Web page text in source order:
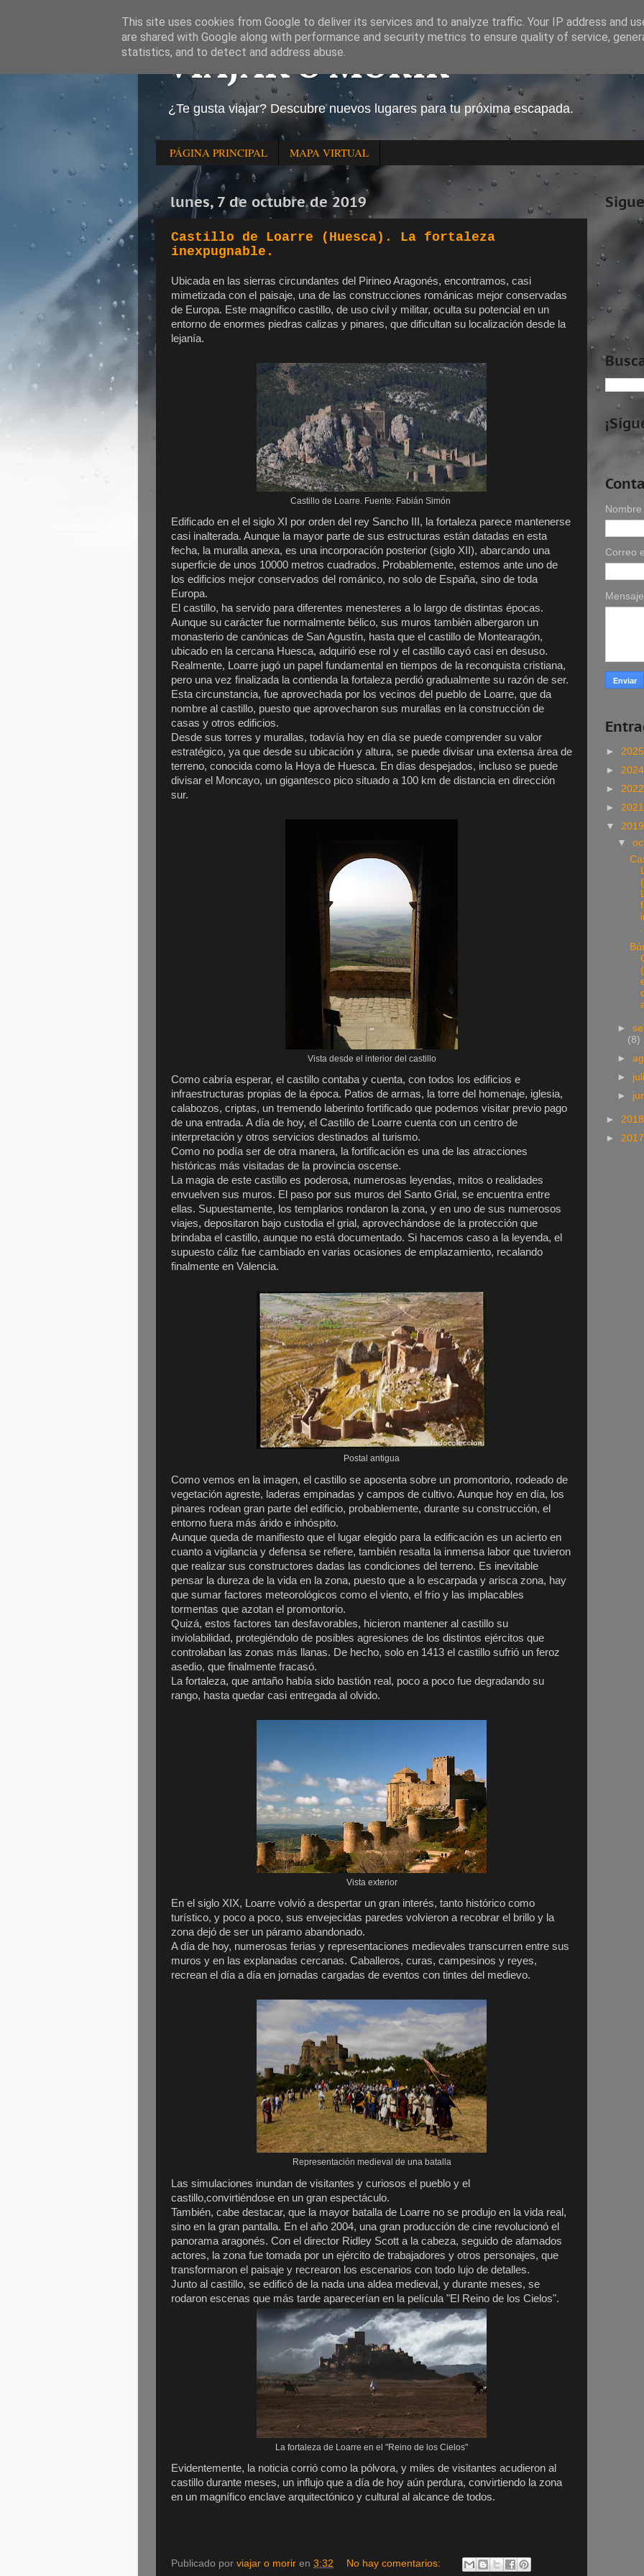
VIAJAR O MORIR
¿Te gusta viajar? Descubre nuevos lugares para tu próxima escapada.
PÁGINA PRINCIPAL MAPA VIRTUAL
lunes, 7 de octubre de 2019
Castillo de Loarre (Huesca). La fortaleza
inexpugnable.
Ubicada en las sierras circundantes del Pirineo Aragonés, encontramos, casi
mimetizada con el paisaje, una de las construcciones románicas mejor conservadas
de Europa. Este magnífico castillo, de uso civil y militar, oculta su potencial en un
entorno de enormes piedras calizas y pinares, que dificultan su localización desde la
lejanía.
Castillo de Loarre. Fuente: Fabián Simón
Edificado en el el siglo XI por orden del rey Sancho III, la fortaleza parece mantenerse
casi inalterada. Aunque la mayor parte de sus estructuras están datadas en esta
fecha, la muralla anexa, es una incorporación posterior (siglo XII), abarcando una
superficie de unos 10000 metros cuadrados. Probablemente, estemos ante uno de
los edificios mejor conservados del románico, no solo de España, sino de toda
Europa.
El castillo, ha servido para diferentes menesteres a lo largo de distintas épocas.
Aunque su carácter fue normalmente bélico, sus muros también albergaron un
monasterio de canónicas de San Agustín, hasta que el castillo de Montearagón,
ubicado en la cercana Huesca, adquirió ese rol y el castillo cayó casi en desuso.
Realmente, Loarre jugó un papel fundamental en tiempos de la reconquista cristiana,
pero una vez finalizada la contienda la fortaleza perdió gradualmente su razón de ser.
Esta circunstancia, fue aprovechada por los vecinos del pueblo de Loarre, que da
nombre al castillo, puesto que aprovecharon sus murallas en la construcción de
casas y otros edificios.
Desde sus torres y murallas, todavía hoy en día se puede comprender su valor
estratégico, ya que desde su ubicación y altura, se puede divisar una extensa área de
terreno, conocida como la Hoya de Huesca. En días despejados, incluso se puede
divisar el Moncayo, un gigantesco pico situado a 100 km de distancia en dirección
sur.
Vista desde el interior del castillo
Como cabría esperar, el castillo contaba y cuenta, con todos los edificios e
infraestructuras propias de la época. Patios de armas, la torre del homenaje, iglesia,
calabozos, criptas, un tremendo laberinto fortificado que podemos visitar previo pago
de una entrada. A día de hoy, el Castillo de Loarre cuenta con un centro de
interpretación y otros servicios destinados al turismo.
Como no podía ser de otra manera, la fortificación es una de las atracciones
históricas más visitadas de la provincia oscense.
La magia de este castillo es poderosa, numerosas leyendas, mitos o realidades
envuelven sus muros. El paso por sus muros del Santo Grial, se encuentra entre
ellas. Supuestamente, los templarios rondaron la zona, y en uno de sus numerosos
viajes, depositaron bajo custodia el grial, aprovechándose de la protección que
brindaba el castillo, aunque no está documentado. Si hacemos caso a la leyenda, el
supuesto cáliz fue cambiado en varias ocasiones de emplazamiento, recalando
finalmente en Valencia.
Postal antigua
Como vemos en la imagen, el castillo se aposenta sobre un promontorio, rodeado de
vegetación agreste, laderas empinadas y campos de cultivo. Aunque hoy en día, los
pinares rodean gran parte del edificio, probablemente, durante su construcción, el
entorno fuera más árido e inhóspito.
Aunque queda de manifiesto que el lugar elegido para la edificación es un acierto en
cuanto a vigilancia y defensa se refiere, también resalta la inmensa labor que tuvieron
que realizar sus constructores dadas las condiciones del terreno. Es inevitable
pensar la dureza de la vida en la zona, puesto que a lo escarpada y arisca zona, hay
que sumar factores meteorológicos como el viento, el frío y las implacables
tormentas que azotan el promontorio.
Quizá, estos factores tan desfavorables, hicieron mantener al castillo su
inviolabilidad, protegiéndolo de posibles agresiones de los distintos ejércitos que
controlaban las zonas más llanas. De hecho, solo en 1413 el castillo sufrió un feroz
asedio, que finalmente fracasó.
La fortaleza, que antaño había sido bastión real, poco a poco fue degradando su
rango, hasta quedar casi entregada al olvido.
Vista exterior
En el siglo XIX, Loarre volvió a despertar un gran interés, tanto histórico como
turístico, y poco a poco, sus envejecidas paredes volvieron a recobrar el brillo y la
zona dejó de ser un páramo abandonado.
A día de hoy, numerosas ferias y representaciones medievales transcurren entre sus
muros y en las explanadas cercanas. Caballeros, curas, campesinos y reyes,
recrean el día a día en jornadas cargadas de eventos con tintes del medievo.
Representación medieval de una batalla
Las simulaciones inundan de visitantes y curiosos el pueblo y el
castillo,convirtiéndose en un gran espectáculo.
También, cabe destacar, que la mayor batalla de Loarre no se produjo en la vida real,
sino en la gran pantalla. En el año 2004, una gran producción de cine revolucionó el
panorama aragonés. Con el director Ridley Scott a la cabeza, seguido de afamados
actores, la zona fue tomada por un ejército de trabajadores y otros personajes, que
transformaron el paisaje y recrearon los escenarios con todo lujo de detalles.
Junto al castillo, se edificó de la nada una aldea medieval, y durante meses, se
rodaron escenas que más tarde aparecerían en la película "El Reino de los Cielos".
La fortaleza de Loarre en el "Reino de los Cielos"
Evidentemente, la noticia corrió como la pólvora, y miles de visitantes acudieron al
castillo durante meses, un influjo que a día de hoy aún perdura, convirtiendo la zona
en un magnífico enclave arquitectónico y cultural al alcance de todos.
Publicado por viajar o morir en 3:32 No hay comentarios:
Nombre
Correo
Mensaje
► 2025
► 2024
► 2022
► 2021
▼ 2019
▼
►
(8)
►
►
►
► 2018
► 2017
This site uses cookies from Google to deliver its services and to analyze traffic. Your IP address and
are shared with Google along with performance and security metrics to ensure quality of service,
statistics, and to detect and address abuse.